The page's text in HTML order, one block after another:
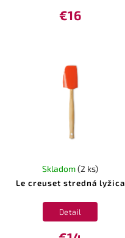
€16
Le creuset stredná lyžica
Skladom(2 ks)
Detail